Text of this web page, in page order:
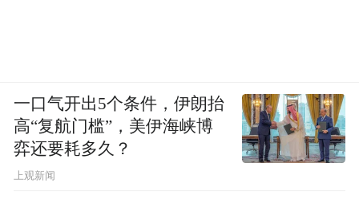
一口气开出5个条件，伊朗抬
高“复航门槛”，美伊海峡博
弈还要耗多久？
上观新闻